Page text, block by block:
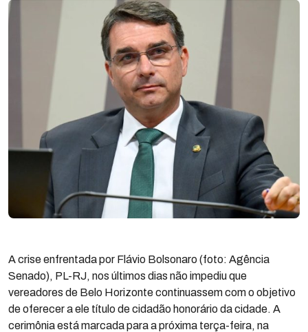
A crise enfrentada por Flávio Bolsonaro (foto: Agência
Senado), PL-RJ, nos últimos dias não impediu que
vereadores de Belo Horizonte continuassem com o objetivo
de oferecer a ele título de cidadão honorário da cidade. A
cerimônia está marcada para a próxima terça-feira, na